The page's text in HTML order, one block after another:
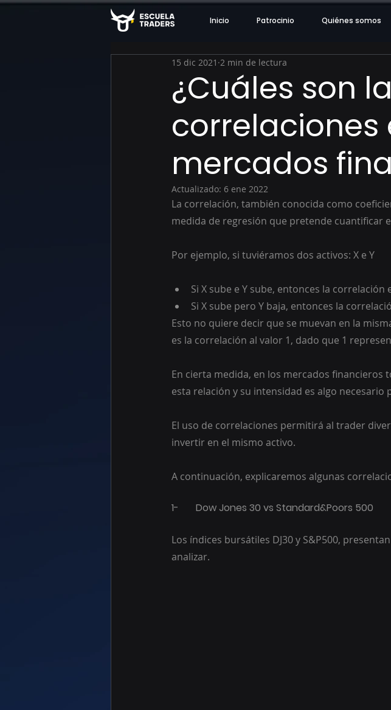
Inicio Patrocinio Quiénes somos
¿Cuáles son
correlaciones
mercados
15 dic 2021 2 min de lectura
Actualizado: 6 ene 2022
La correlación, también conocida como
medida de regresión que pretende cuantificar
Por ejemplo, si tuviéramos dos activos: X e Y
Si X sube e Y sube, entonces la correlación
Si X sube pero Y baja, entonces la
Esto no quiere decir que se muevan en la
es la correlación al valor 1, dado que 1
En cierta medida, en los mercados
esta relación y su intensidad es algo necesario
El uso de correlaciones permitirá al trader
invertir en el mismo activo.
A continuación, explicaremos algunas
1-	Dow Jones 30 vs Standard&Poors 500
Los índices bursátiles DJ30 y S&P500,
analizar.